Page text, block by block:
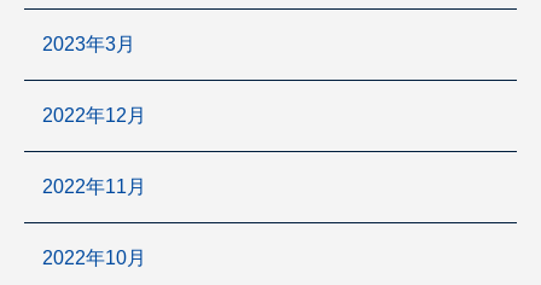
2023年3月
2022年12月
2022年11月
2022年10月